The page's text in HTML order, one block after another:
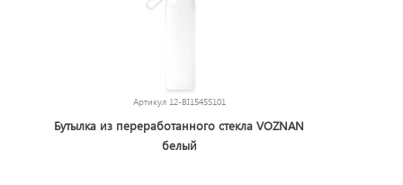
Артикул 12-BI1545S101
Бутылка из переработанного стекла VOZNAN
белый